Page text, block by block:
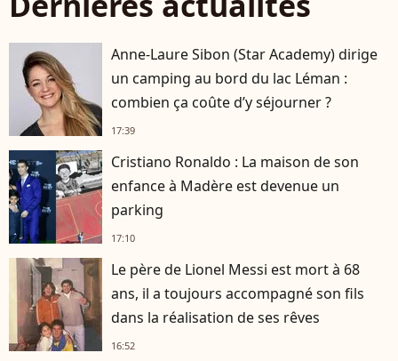
Anne-Laure Sibon (Star Academy) dirige
un camping au bord du lac Léman :
combien ça coûte d’y séjourner ?
17:39
Cristiano Ronaldo : La maison de son
enfance à Madère est devenue un
parking
17:10
Le père de Lionel Messi est mort à 68
ans, il a toujours accompagné son fils
dans la réalisation de ses rêves
16:52